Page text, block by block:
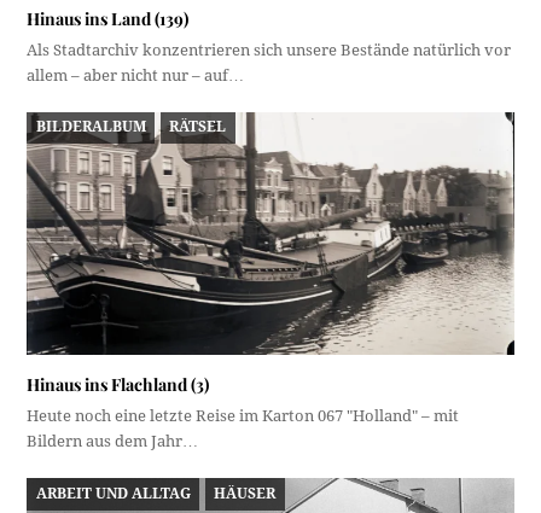
Hinaus ins Land (139)
Als Stadtarchiv konzentrieren sich unsere Bestände natürlich vor
allem – aber nicht nur – auf…
BILDERALBUM RÄTSEL
Hinaus ins Flachland (3)
Heute noch eine letzte Reise im Karton 067 "Holland" – mit
Bildern aus dem Jahr…
ARBEIT UND ALLTAG HÄUSER